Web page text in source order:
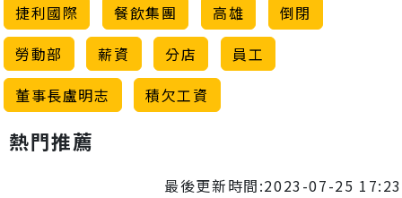
捷利國際 餐飲集團 高雄
倒閉
勞動部
薪資 分店
員工
董事長盧明志
積欠工資
熱門推薦
最後更新時間:2023-07-25 17:23